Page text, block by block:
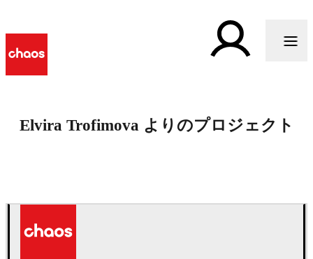
Elvira Trofimova よりのプロジェクト